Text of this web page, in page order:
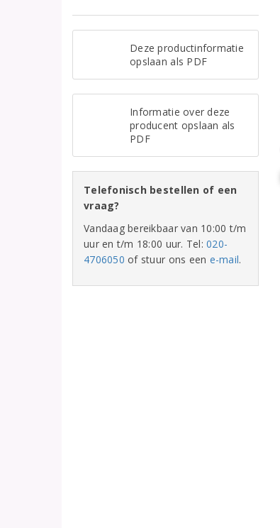
Deze productinformatie
opslaan als PDF
Informatie over deze
producent opslaan als
PDF
Telefonisch bestellen of een
vraag?
Vandaag bereikbaar van 10:00 t/m
uur en t/m 18:00 uur. Tel:020-
4706050 of stuur ons een e-mail.